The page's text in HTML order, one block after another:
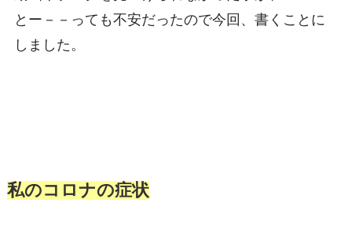
とー－－っても不安だったので今回、書くことに
しました。
私のコロナの症状